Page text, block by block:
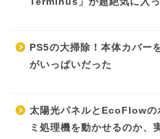
PS5の大掃除！本体カバー
がいっぱいだった
太陽光パネルとEcoFlowの
ミ処理機を動かせるのか、